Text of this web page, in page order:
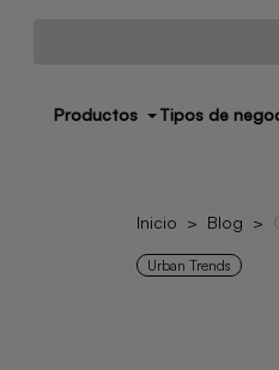
Productos Tipos de
Inicio Blog
Urban Trends